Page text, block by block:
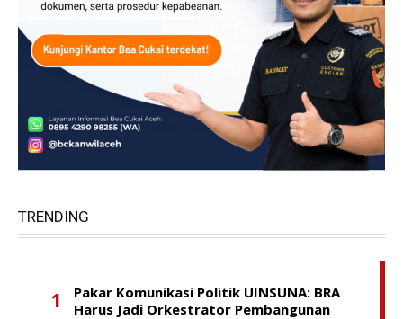
TRENDING
Pakar Komunikasi Politik UINSUNA: BRA
Harus Jadi Orkestrator Pembangunan